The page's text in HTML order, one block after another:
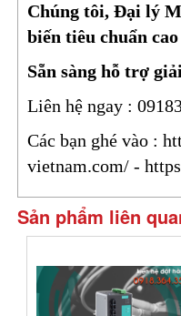
Chúng tôi, Đại lý
biến tiêu chuẩn
Sẵn sàng hỗ trợ
Liên hệ ngay :
Các bạn ghé vào :
vietnam.com/ -
Sản phẩm liên